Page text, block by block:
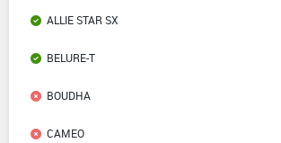
ALLIE STAR SX
BELURE-T
BOUDHA
CAMEO